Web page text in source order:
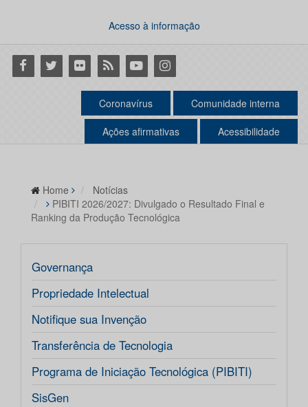
Acesso à informação
Facebook
Twitter Flickr RSS YoutubeInstagram
Coronavírus Comunidade interna
Ações afirmativas Acessibilidade
Home
Notícias
PIBITI 2026/2027: Divulgado o Resultado Final e
Ranking da Produção Tecnológica
Governança
Propriedade Intelectual
Notifique sua Invenção
Transferência de Tecnologia
Programa de Iniciação Tecnológica (PIBITI)
SisGen